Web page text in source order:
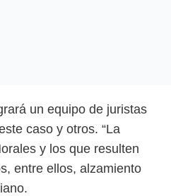
un equipo de juristas
caso y otros. “La
y los que resulten
entre ellos, alzamiento